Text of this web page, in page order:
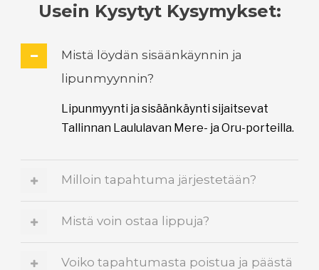
Usein Kysytyt Kysymykset:
Mistä löydän sisäänkäynnin ja
lipunmyynnin?
Lipunmyynti ja sisäänkäynti sijaitsevat
Tallinnan Laululavan Mere- ja Oru-porteilla.
Milloin tapahtuma järjestetään?
Mistä voin ostaa lippuja?
Voiko tapahtumasta poistua ja päästä